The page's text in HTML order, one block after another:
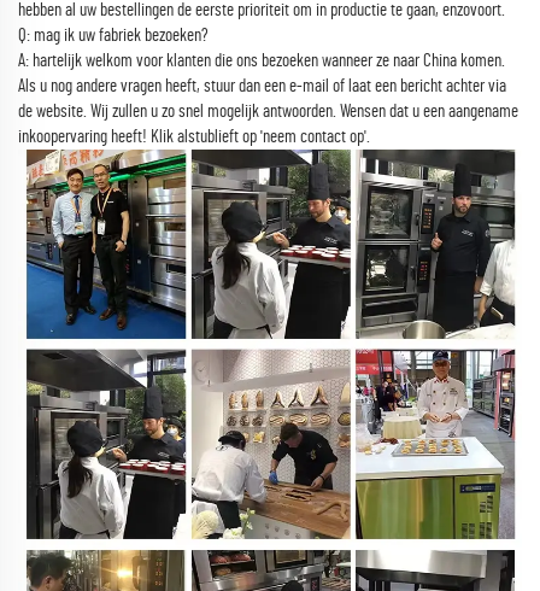
hebben al uw bestellingen de eerste prioriteit om in productie te gaan, enzovoort.
Q: mag ik uw fabriek bezoeken?
A: hartelijk welkom voor klanten die ons bezoeken wanneer ze naar China komen.
Als u nog andere vragen heeft, stuur dan een e-mail of laat een bericht achter via
de website. Wij zullen u zo snel mogelijk antwoorden. Wensen dat u een aangename
inkoopervaring heeft! Klik alstublieft op 'neem contact op'.